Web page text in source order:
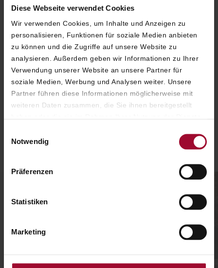
Diese Webseite verwendet Cookies
Wir verwenden Cookies, um Inhalte und Anzeigen zu
personalisieren, Funktionen für soziale Medien anbieten
zu können und die Zugriffe auf unsere Website zu
analysieren. Außerdem geben wir Informationen zu Ihrer
Verwendung unserer Website an unsere Partner für
soziale Medien, Werbung und Analysen weiter. Unsere
Partner führen diese Informationen möglicherweise mit
weiteren Daten zusammen, die Sie ihnen bereitgestellt
unsererDatenschutzerklärung
Notwendig
Präferenzen
Statistiken
Marketing
Babysitter-Service auf Anfrage
Falls Sie darüber hinaus noch Dinge wie
Fläschchenwärmer, Windeleimer, Hochstühle,
Wäscheservice oder Babyfon benötigen,
wenden Sie sich bitte an unseren Concierge-
Service.
Wir sind immer bemüht, sowohl Ihre
Wünsche als auch die unserer kleinsten